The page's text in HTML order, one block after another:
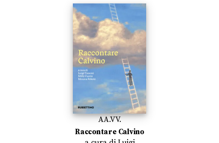
AA.VV.
Raccontare Calvino